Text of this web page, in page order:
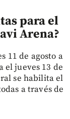
para el
Arena?
11 de agosto a
el jueves 13 de
se habilita el
a través de